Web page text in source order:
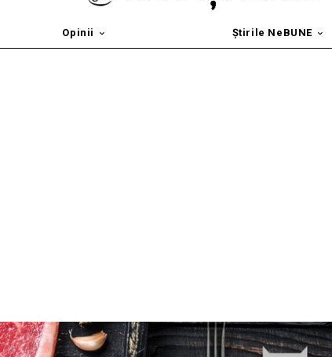
Opinii Știrile NeBUNE